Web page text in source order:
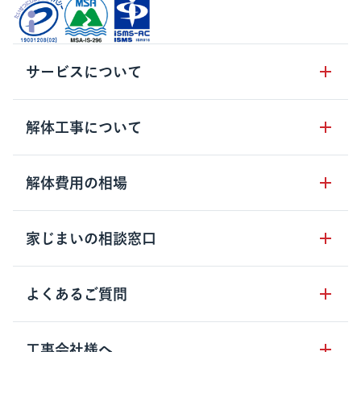
サービスについて
サービスの流れ
サービスのメリット
クラッソーネの自治体連携
お客さまの声
解体工事について
解体工事の基礎知識
解体工事に関わる法律
用語集
解体費用の相場
木造住宅の相場
鉄骨造住宅の相場
RC造住宅の相場
家じまいの相談窓口
家じまいの相談窓口
よくあるご質問
クラッソーネの利用方法
工事会社様へ